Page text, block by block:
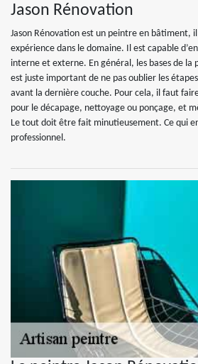
Jason Rénovation
Jason Rénovation est un peintre en bâtiment, il
expérience dans le domaine. Il est capable
interne et externe. En général, les bases de
est juste important de ne pas oublier les
avant la dernière couche. Pour cela, il faut
pour le décapage, nettoyage ou ponçage, et
Le tout doit être fait minutieusement. Ce qui
professionnel.